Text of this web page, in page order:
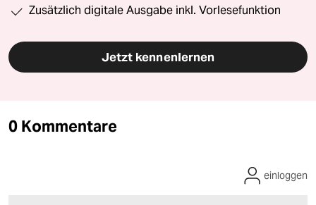
Zusätzlich digitale Ausgabe inkl. Vorlesefunktion
Jetzt kennenlernen
0 Kommentare
einloggen